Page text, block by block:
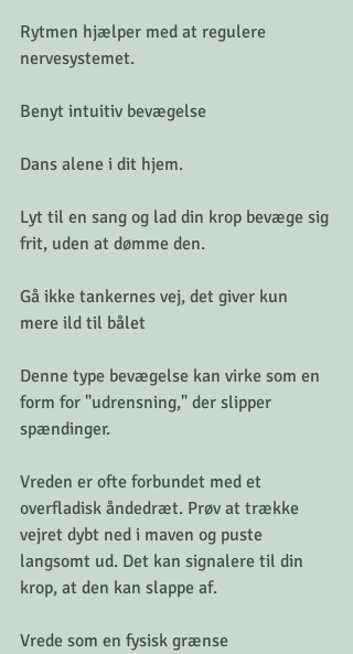
Rytmen hjælper med at regulere
nervesystemet.
Benyt intuitiv bevægelse
Dans alene i dit hjem.
Lyt til en sang og lad din krop bevæge sig
frit, uden at dømme den.
Gå ikke tankernes vej, det giver kun
mere ild til bålet
Denne type bevægelse kan virke som en
form for "udrensning," der slipper
spændinger.
Vreden er ofte forbundet med et
overfladisk åndedræt. Prøv at trække
vejret dybt ned i maven og puste
langsomt ud. Det kan signalere til din
krop, at den kan slappe af.
Vrede som en fysisk grænse